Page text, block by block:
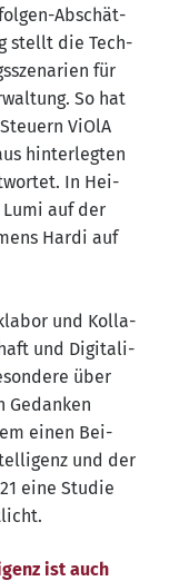
Abschät­
stellt die Tech­
für
So hat
ViO­lA
hin­ter­leg­ten
In Hei­
auf der
Har­di auf
und Kol­la­
und Digi­ta­li­
über
Gedan­ken
einen Bei­
und der
eine Stu­die
ist auch